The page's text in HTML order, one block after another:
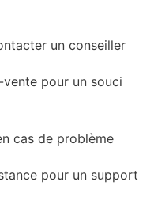
un conseiller
pour un souci
cas de problème
pour un support